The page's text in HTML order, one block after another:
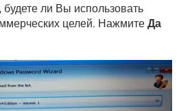
ли Вы использовать
целей. Нажмите Да